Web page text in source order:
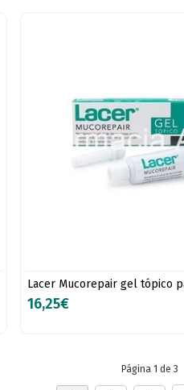
Lacer Mucorepair gel tópico
16,25€
Página 1 de 3